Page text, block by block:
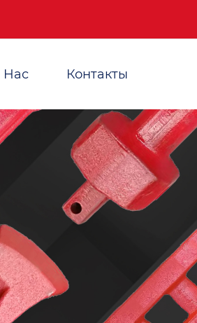
Контакты